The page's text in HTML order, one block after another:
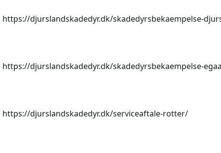
https://djurslandskadedyr.dk/skadedyrsbekaempelse-
https://djurslandskadedyr.dk/skadedyrsbekaempelse-
https://djurslandskadedyr.dk/serviceaftale-rotter/